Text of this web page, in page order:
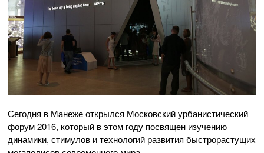
Сегодня в Манеже открылся Московский урбанистический
форум 2016, который в этом году посвящен изучению
динамики, стимулов и технологий развития быстрорастущих